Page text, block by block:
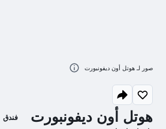
هوتل أون ديفونبورت فندق
صور لـ هوتل أون ديفونبورت